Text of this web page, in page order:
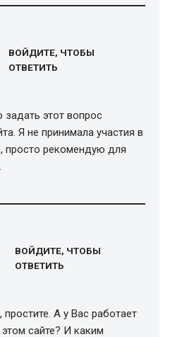
ВОЙДИТЕ, ЧТОБЫ
ОТВЕТИТЬ
этот вопрос
Я не принимала участия в
просто рекомендую для
ВОЙДИТЕ, ЧТОБЫ
ОТВЕТИТЬ
А у Вас работает
сайте? И каким